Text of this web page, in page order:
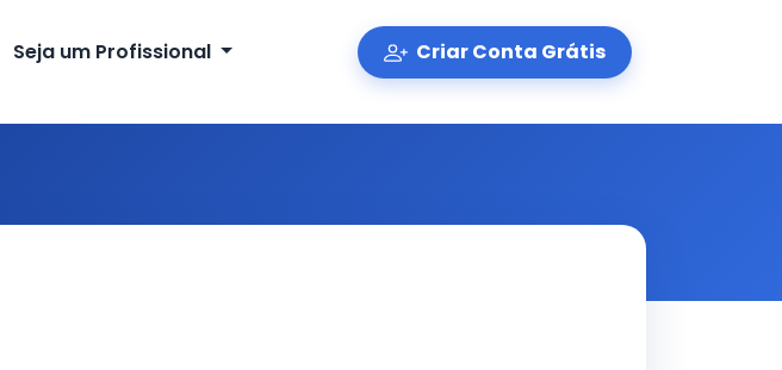
Seja um Profissional Criar Conta Grátis